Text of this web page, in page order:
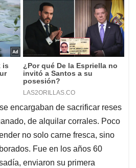
encargaban de sacrificar reses
de alquilar corrales. Poco
no solo carne fresca, sino
Fue en los años 60
enviaron su primera